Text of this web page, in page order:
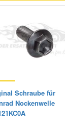
Schraube für
Nockenwelle